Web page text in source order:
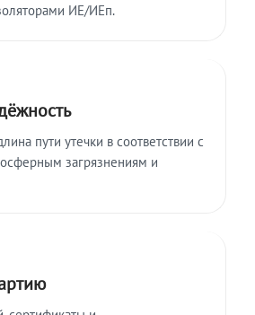
ИЕ/ИЕп.
пути утечки в соответствии с
загрязнениям и